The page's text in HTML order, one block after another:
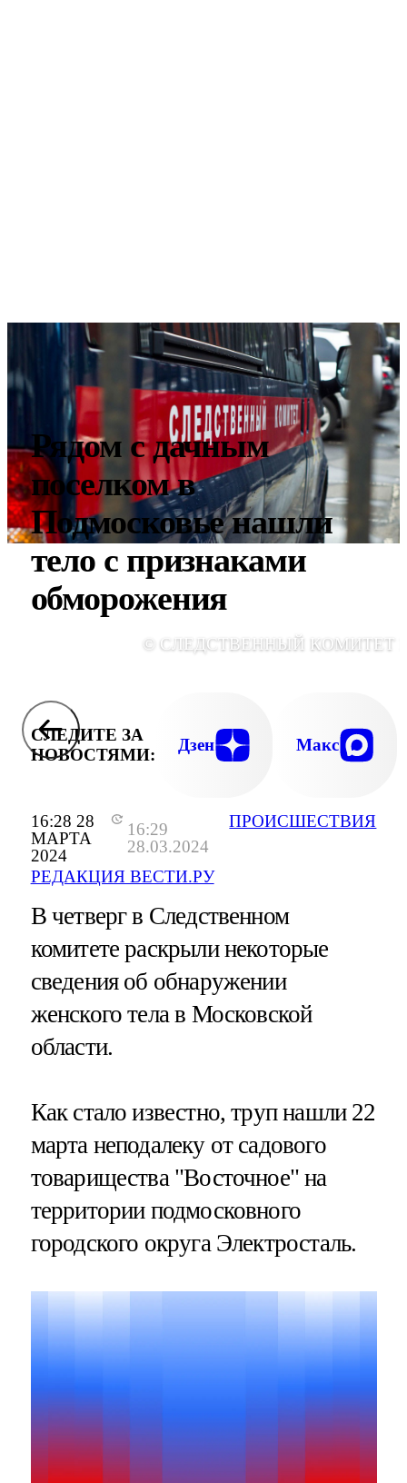
16:28 28
МАРТА
2024
16:29
28.03.2024
РЕДАКЦИЯ ВЕСТИ.РУ
ПРОИСШЕСТВИЯ
Рядом с дачным
поселком в
Подмосковье нашли
тело с признаками
обморожения
© СЛЕДСТВЕННЫЙ КОМИТЕТ
СЛЕДИТЕ ЗА
НОВОСТЯМИ:
Дзен Макс
В четверг в Следственном
комитете раскрыли некоторые
сведения об обнаружении
женского тела в Московской
области.
Как стало известно, труп нашли 22
марта неподалеку от садового
товарищества "Восточное" на
территории подмосковного
городского округа Электросталь.